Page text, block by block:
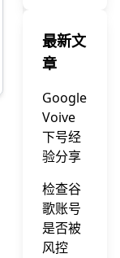
最新文
章
Google
Voive
下号经
验分享
检查谷
歌账号
是否被
风控